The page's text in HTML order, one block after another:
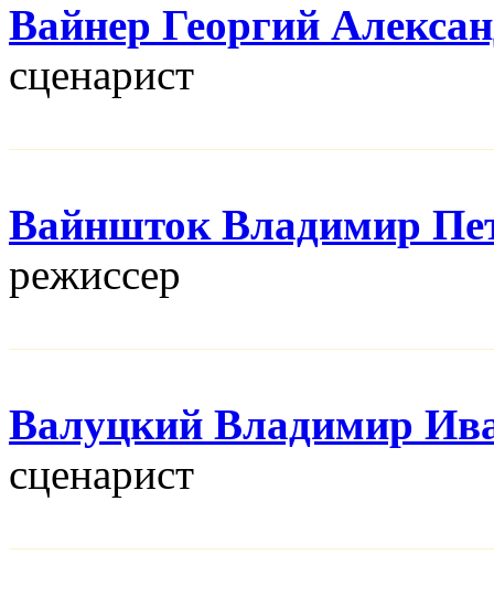
Вайнер Георгий
сценарист
Вайншток Владимир
режисcер
Валуцкий Владимир
сценарист